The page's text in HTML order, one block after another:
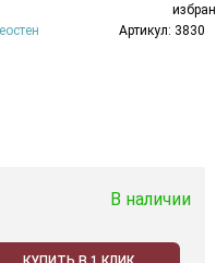
Артикул: 3830
В наличии